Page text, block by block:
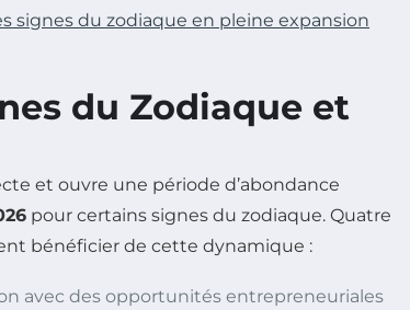
signes du zodiaque en pleine expansion
du Zodiaque et
et ouvre une période d’abondance
pour certains signes du zodiaque. Quatre
bénéficier de cette dynamique :
avec des opportunités entrepreneuriales